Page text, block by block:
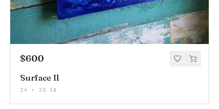
$600
Surface II
24 × 20 IN